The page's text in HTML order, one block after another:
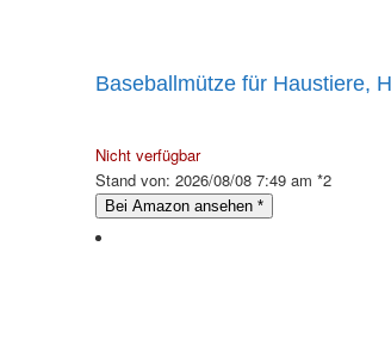
Baseballmütze für Haustiere,
Nicht verfügbar
Stand von: 2026/08/08 7:49 am *2
Bei Amazon ansehen *